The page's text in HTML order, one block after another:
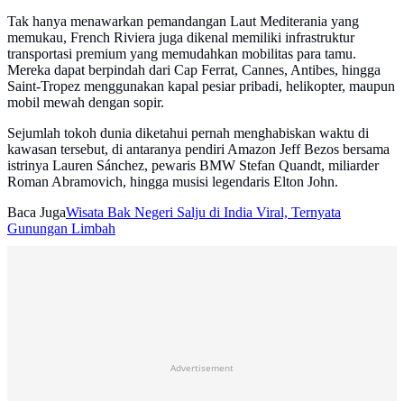
Tak hanya menawarkan pemandangan Laut Mediterania yang
memukau, French Riviera juga dikenal memiliki infrastruktur
transportasi premium yang memudahkan mobilitas para tamu.
Mereka dapat berpindah dari Cap Ferrat, Cannes, Antibes, hingga
Saint-Tropez menggunakan kapal pesiar pribadi, helikopter, maupun
mobil mewah dengan sopir.
Sejumlah tokoh dunia diketahui pernah menghabiskan waktu di
kawasan tersebut, di antaranya pendiri Amazon Jeff Bezos bersama
istrinya Lauren Sánchez, pewaris BMW Stefan Quandt, miliarder
Roman Abramovich, hingga musisi legendaris Elton John.
Baca JugaWisata Bak Negeri Salju di India Viral, Ternyata
Gunungan Limbah
Advertisement